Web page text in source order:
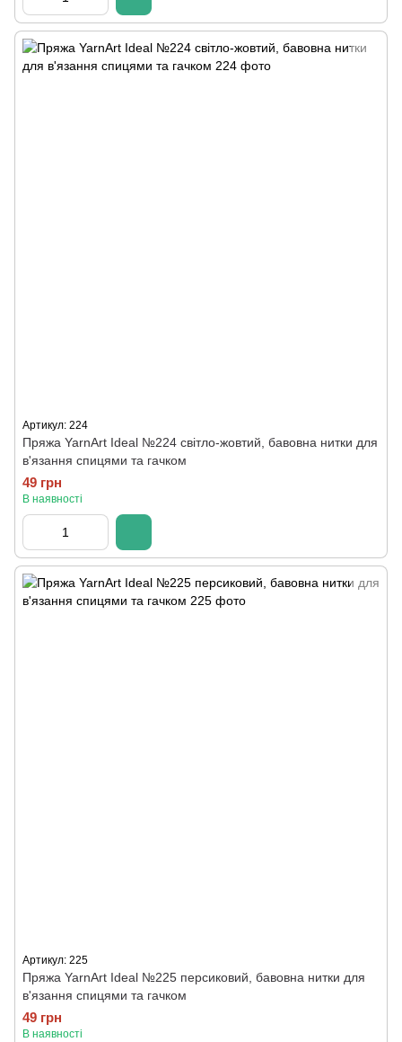
Артикул: 224
Пряжа YarnArt Ideal №224 світло-жовтий, бавовна нитки для
в'язання спицями та гачком
49 грн
В наявності
Артикул: 225
Пряжа YarnArt Ideal №225 персиковий, бавовна нитки для
в'язання спицями та гачком
49 грн
В наявності